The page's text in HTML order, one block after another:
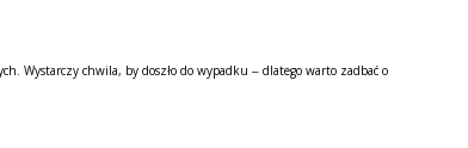
Wystarczy chwila, by doszło do wypadku – dlatego warto zadbać o